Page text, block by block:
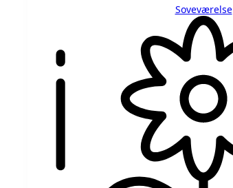
Soveværelse